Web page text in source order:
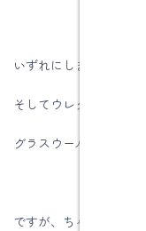
いずれにしましても、
そしてウレタン系と違
グラスウールはとても
ですが、ちゃんと施工